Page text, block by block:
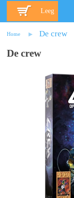
Leeg
Home De crew
De crew